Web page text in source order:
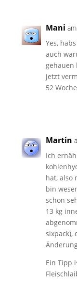
Mani
Yes,
auch
gehauen
jetzt
52
Martin
Ich
hat, also
bin
schon
13 kg
sixpack),
Ein Tipp